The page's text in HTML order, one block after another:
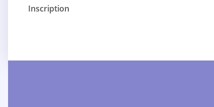
Inscription